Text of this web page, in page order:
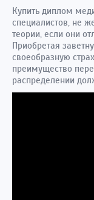
Купить диплом
специалистов, не
теории, если они
Приобретая
своеобразную
преимущество
распределении